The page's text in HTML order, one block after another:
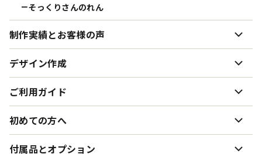
ーそっくりさんのれん
制作実績とお客様の声
ー制作実績とお客様の声
ー お客様インタビュー まるめんさむらい様
ーお客様インタビュー 彩様
デザイン作成
ー デザイン作成について
ー デザイン案・データの送り方
ご利用ガイド
ー生地・色味について
ー オーダーのれん制作の流れ
初めての方へ
ー初めてオーダーのれんを作る方へ
付属品とオプション